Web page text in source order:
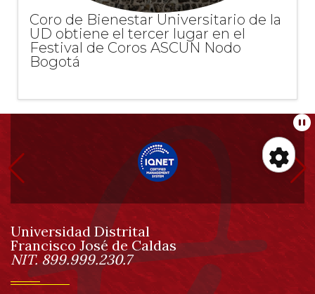
de
Coro de Bienestar Universitario de la
UD obtiene el tercer lugar en el
Festival de Coros ASCUN Nodo
Bogotá
Información
pie
de
página
Información
Universidad Distrital
Francisco José de Caldas
NIT. 899.999.230.7